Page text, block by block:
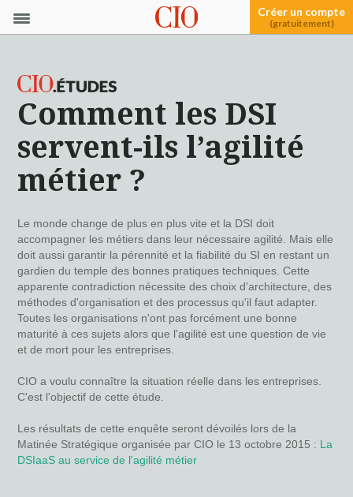
Créer un compte
(gratuitement)
Comment les DSI
servent-ils l’agilité
métier ?
Le monde change de plus en plus vite et la DSI doit
accompagner les métiers dans leur nécessaire agilité. Mais elle
doit aussi garantir la pérennité et la fiabilité du SI en restant un
gardien du temple des bonnes pratiques techniques. Cette
apparente contradiction nécessite des choix d'architecture, des
méthodes d'organisation et des processus qu'il faut adapter.
Toutes les organisations n'ont pas forcément une bonne
maturité à ces sujets alors que l'agilité est une question de vie
et de mort pour les entreprises.
CIO a voulu connaître la situation réelle dans les entreprises.
C'est l'objectif de cette étude.
Les résultats de cette enquête seront dévoilés lors de la
Matinée Stratégique organisée par CIO le 13 octobre 2015 : La
DSIaaS au service de l'agilité métier